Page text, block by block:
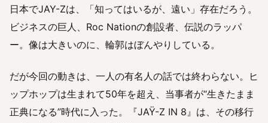
日本でJAY-Zは、「知ってはいるが、遠い」存在だろう。
ビジネスの巨人、Roc Nationの創設者、伝説のラッパ
ー。像は大きいのに、輪郭はぼんやりしている。
だが今回の動きは、一人の有名人の話では終わらない。ヒ
ップホップは生まれて50年を超え、当事者が“生きたまま
正典になる”時代に入った。『JAŸ-Z IN 8』は、その移行